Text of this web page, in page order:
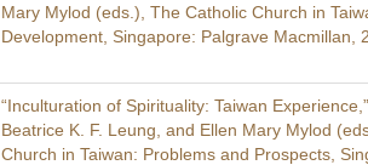
Mary Mylod (eds.), The Catholic Church in
Development, Singapore: Palgrave Macmillan,
“Inculturation of Spirituality: Taiwan
Beatrice K. F. Leung, and Ellen Mary Mylod
Church in Taiwan: Problems and Prospects,